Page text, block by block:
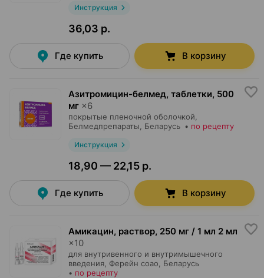
Инструкция
36,03 р.
Где купить В корзину
Азитромицин-белмед, таблетки, 500
мг ×6
покрытые пленочной оболочкой,
Белмедпрепараты , Беларусь • по рецепту
Инструкция
18,90 — 22,15 р.
Где купить В корзину
Амикацин, раствор, 250 мг / 1 мл 2 мл
×10
для внутривенного и внутримышечного
введения, Ферейн соао , Беларусь
• по рецепту